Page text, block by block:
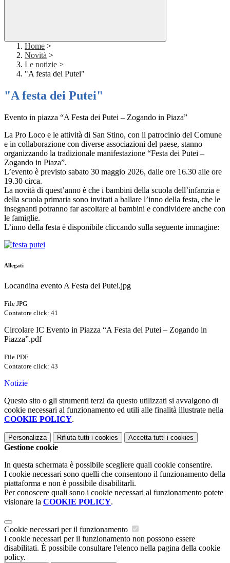
Home >
Novità >
Le notizie >
"A festa dei Putei"
"A festa dei Putei"
Evento in piazza “A Festa dei Putei – Zogando in Piaza”
La Pro Loco e le attività di San Stino, con il patrocinio del Comune
e in collaborazione con diverse associazioni del paese, stanno
organizzando la tradizionale manifestazione “Festa dei Putei –
Zogando in Piaza”.
L’evento è previsto sabato 30 maggio 2026, dalle ore 16.30 alle ore
19.30 circa.
La novità di quest’anno è che i bambini della scuola dell’infanzia e
della scuola primaria sono invitati a ballare l’inno della festa, che le
insegnanti potranno far ascoltare ai bambini e condividere anche con
le famiglie.
L’inno della festa è disponibile cliccando sulla seguente immagine:
Allegati
Locandina evento A Festa dei Putei.jpg
File JPG
Contatore click: 41
Circolare IC Evento in Piazza “A Festa dei Putei – Zogando in
Piazza”.pdf
File PDF
Contatore click: 43
Notizie
Questo sito o gli strumenti terzi da questo utilizzati si avvalgono di
cookie necessari al funzionamento ed utili alle finalità illustrate nella
COOKIE POLICY.
Personalizza Rifiuta tutti i cookies Accetta tutti i cookies
Gestione cookie
In questa schermata è possibile scegliere quali cookie consentire.
I cookie necessari sono quelli che consentono il funzionamento della
piattaforma e non è possibile disabilitarli.
Per conoscere quali sono i cookie necessari al funzionamento potete
visionare la COOKIE POLICY.
Cookie necessari per il funzionamento
I cookie necessari per il funzionamento non possono essere
disabilitati. È possibile consultare l'elenco nella pagina della cookie
policy.